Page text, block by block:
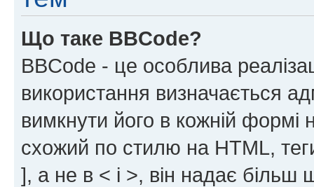
Що таке BBCode?
BBCode - це особлива
використання визначається
вимкнути його в кожній
схожий по стилю на HTML,
], а не в < і >, він надає більш